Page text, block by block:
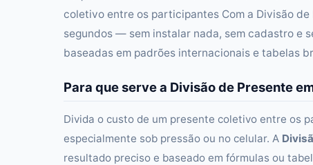
coletivo entre os participantes Com a Divisão
segundos — sem instalar nada, sem cadastro e
baseadas em padrões internacionais e tabelas
Para que serve a Divisão de Presente
Divida o custo de um presente coletivo entre os
especialmente sob pressão ou no celular. A
resultado preciso e baseado em fórmulas ou